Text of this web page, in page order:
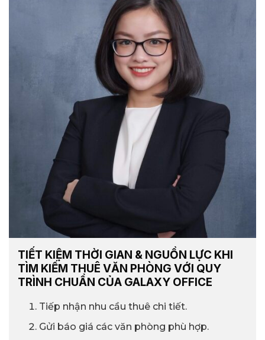
TIẾT KIỆM THỜI GIAN & NGUỒN LỰC KHI
TÌM KIẾM THUÊ VĂN PHÒNG VỚI QUY
TRÌNH CHUẨN CỦA GALAXY OFFICE
Tiếp nhận nhu cầu thuê chi tiết.
Gửi báo giá các văn phòng phù hợp.